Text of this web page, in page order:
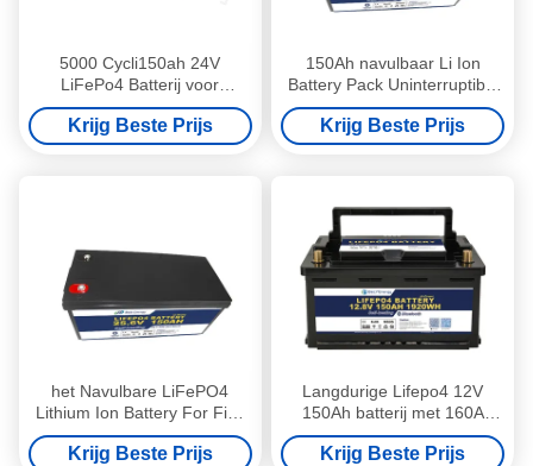
5000 Cycli150ah 24V
LiFePo4 Batterij voor
Zonnestelsel
Krijg Beste Prijs
150Ah navulbaar Li Ion
Battery Pack Uninterruptible
25,6 de Batterijpak van V
Lifepo4
Krijg Beste Prijs
het Navulbare LiFePO4
Lithium Ion Battery For Fish
Finder van 24V 150Ah
Krijg Beste Prijs
Langdurige Lifepo4 12V
150Ah batterij met 160A
maximale continue
ontladingstroom en ≥3000
Krijg Beste Prijs